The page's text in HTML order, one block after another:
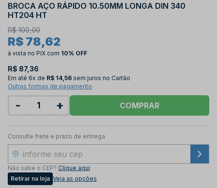
BROCA AÇO RÁPIDO 10.50MM LONGA DIN 340
HT204 HT
R$ 100,00
R$ 78,62
à vista no PIX com 10% OFF
R$ 87,36
Em até 6x de R$ 14,56 sem juros no Cartão
Outras formas de pagamento
- + COMPRAR
Consulte frete e prazo de entrega
Não sabe o CEP? Clique aqui
Retirar na loja Veja as opções